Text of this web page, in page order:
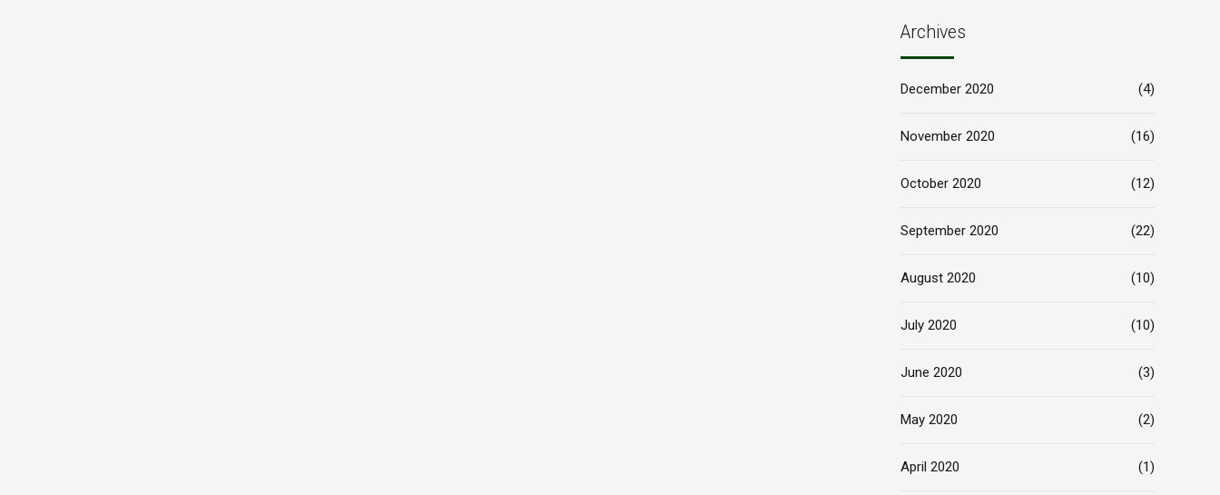
Archives
December 2020 (4)
November 2020 (16)
October 2020 (12)
September 2020 (22)
August 2020 (10)
July 2020 (10)
June 2020 (3)
May 2020 (2)
April 2020 (1)